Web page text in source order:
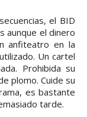
el BID
aunque el dinero
anfiteatro en la
Un cartel
Prohibida su
plomo. Cuide su
es bastante
tarde.